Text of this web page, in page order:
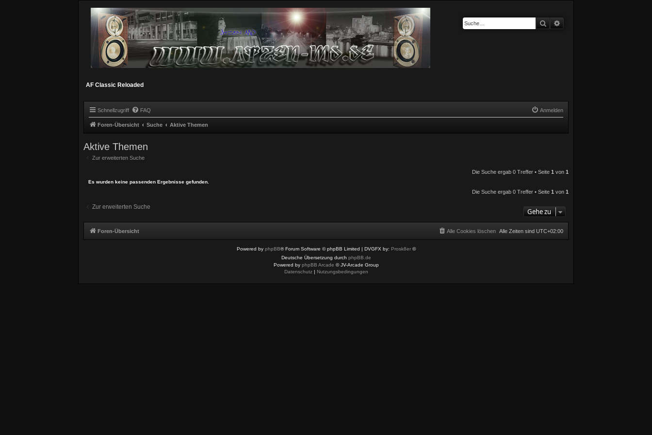
AF Classic Reloaded
Suche
Schnellzugriff FAQ Anmelden
Foren-Übersicht Suche Aktive Themen
Aktive Themen
Zur erweiterten Suche
Die Suche ergab 0 Treffer • Seite 1 von 1
Es wurden keine passenden Ergebnisse gefunden.
Die Suche ergab 0 Treffer • Seite 1 von 1
Zur erweiterten Suche
Gehe zu
Foren-Übersicht Alle Zeiten sind UTC+02:00
Alle Cookies löschen
Powered by phpBB® Forum Software © phpBB Limited | DVGFX by: Prosk8er©
Deutsche Übersetzung durch phpBB.de
Powered by phpBB Arcade © JV-Arcade Group
Datenschutz| Nutzungsbedingungen